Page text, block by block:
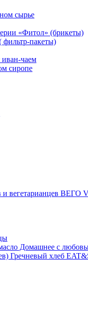
сырье
«Фитол» (брикеты)
пакеты)
иван-чаем
сиропе
ВЕГО
Домашнее с
Гречневый хлеб